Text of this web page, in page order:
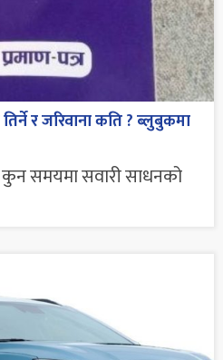
र जरिवाना कति ? ब्लुबुकमा
समयमा सवारी साधनको